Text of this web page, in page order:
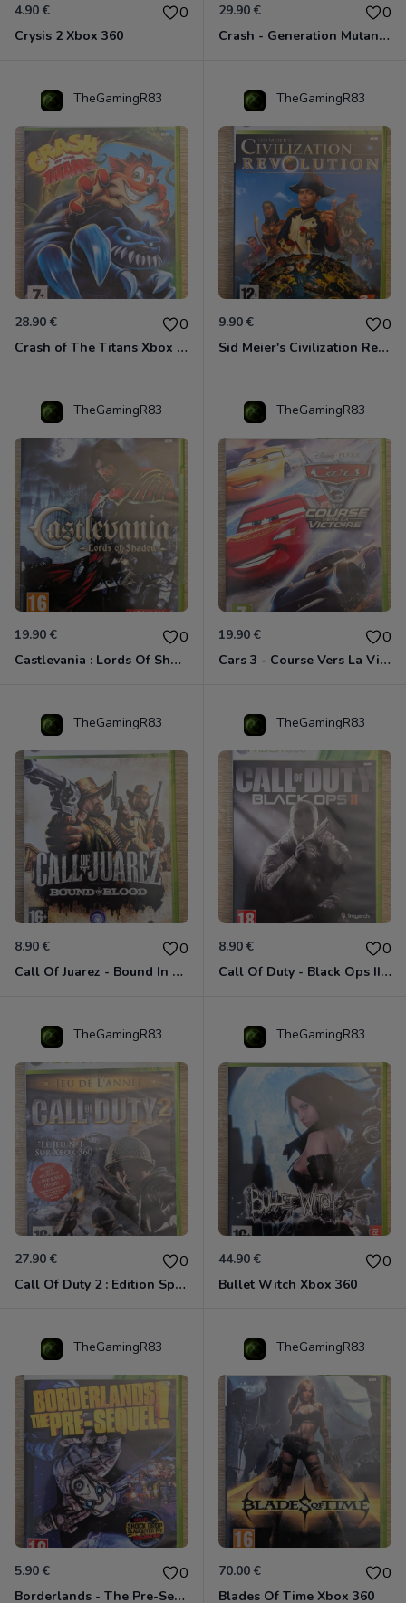
4.90 € 0
Crysis 2 Xbox 360
29.90 € 0
Crash - Generation Mutant Xbox 360
TheGamingR83
28.90 € 0
Crash of The Titans Xbox 360
TheGamingR83
9.90 € 0
Sid Meier's Civilization Revolution Xbox 360
TheGamingR83
19.90 € 0
Castlevania : Lords Of Shadow Xbox 360
TheGamingR83
19.90 € 0
Cars 3 - Course Vers La Victoire Xbox 360
TheGamingR83
8.90 € 0
Call Of Juarez - Bound In Blood Xbox 360
TheGamingR83
8.90 € 0
Call Of Duty - Black Ops II Xbox 360
TheGamingR83
27.90 € 0
Call Of Duty 2 : Edition Spéciale Xbox 360 GOTY
TheGamingR83
44.90 € 0
Bullet Witch Xbox 360
TheGamingR83
5.90 € 0
Borderlands - The Pre-Sequel ! Xbox 360
TheGamingR83
70.00 € 0
Blades Of Time Xbox 360